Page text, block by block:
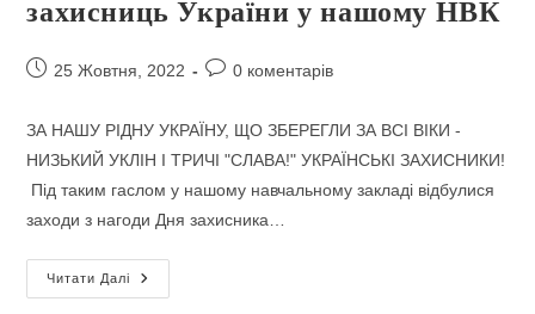
захисниць України у нашому НВК
Запис25 Жовтня, 2022
Коментарі
0 коментарів
ЗА НАШУ РІДНУ УКРАЇНУ, ЩО ЗБЕРЕГЛИ ЗА ВСІ ВІКИ -
НИЗЬКИЙ УКЛІН І ТРИЧІ "СЛАВА!" УКРАЇНСЬКІ ЗАХИСНИКИ!
Під таким гаслом у нашому навчальному закладі відбулися
заходи з нагоди Дня захисника…
Читати Далі
Відзначення
Дня